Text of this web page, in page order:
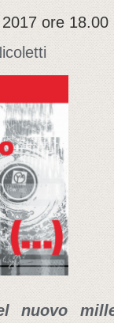
ore 18.00
nuovo